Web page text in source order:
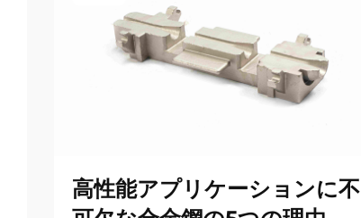
高性能アプリケーションに不